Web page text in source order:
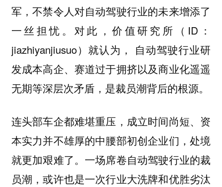
军，不禁令人对自动驾驶行业的未来增添了
一丝担忧。对此，价值研究所（ID：
jiazhiyanjiusuo）就认为，
自动驾驶行业研
发成本高企、赛道过于拥挤以及商业化遥遥
无期等深层次矛盾，是裁员潮背后的根源。
连头部车企都难堪重压，成立时间尚短、资
本实力并不雄厚的中腰部初创企业们，处境
就更加艰难了。一场席卷自动驾驶行业的裁
员潮，或许也是一次行业大洗牌和优胜劣汰